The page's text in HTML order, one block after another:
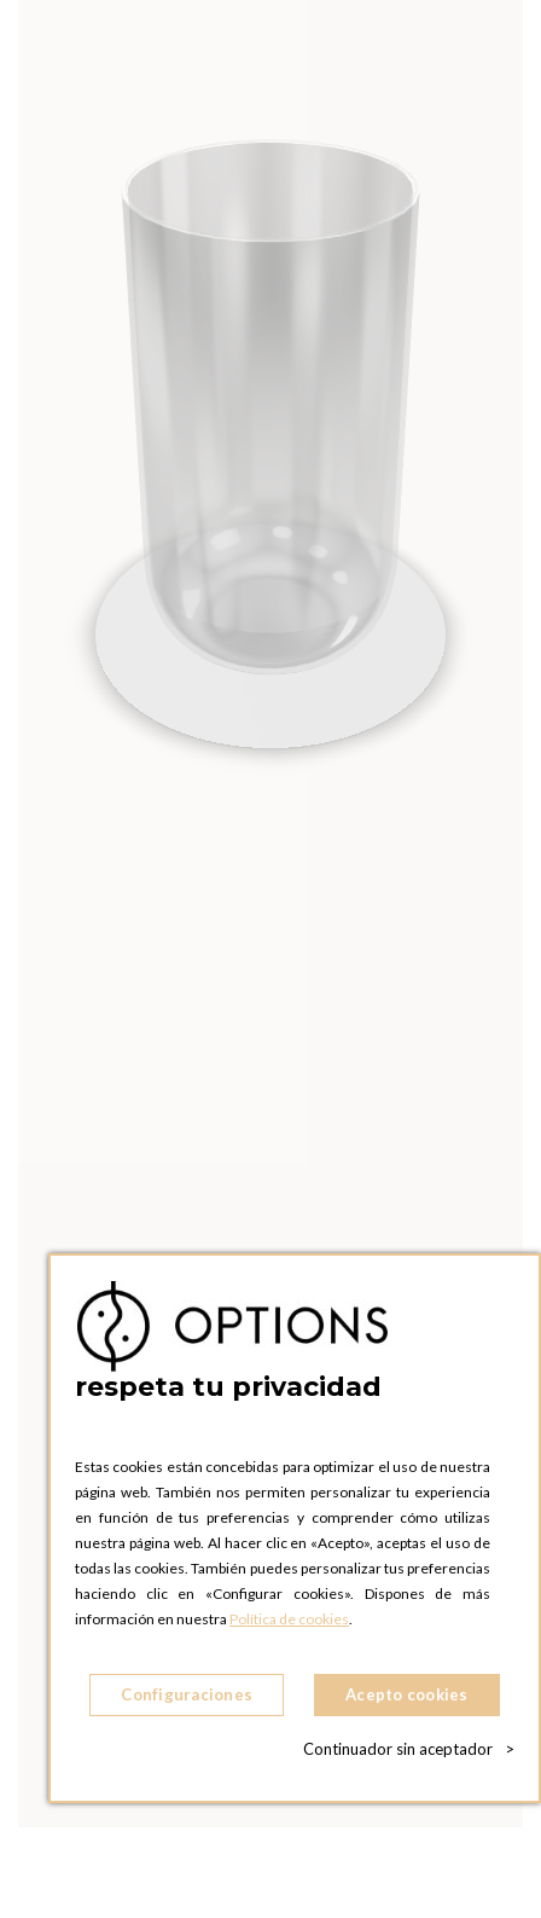
respeta tu privacidad
Estas cookies están concebidas para optimizar el uso de nuestra
página web. También nos permiten personalizar tu experiencia
en función de tus preferencias y comprender cómo utilizas
nuestra página web. Al hacer clic en «Acepto», aceptas el uso de
todas las cookies. También puedes personalizar tus preferencias
haciendo clic en «Configurar cookies». Dispones de más
información en nuestra Política de cookies.
Configuraciones Acepto cookies
Continuador sin aceptador >